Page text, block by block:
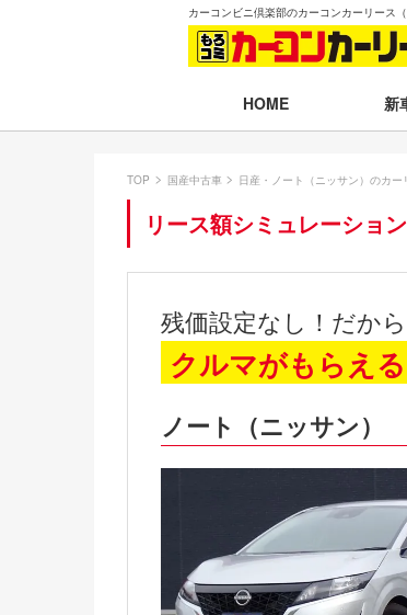
カーコンビニ倶楽部のカーコンカーリース
HOME 新
月々
新車
即納車
残価
電気
福祉車
ミニカ
TOP 国産中古車 日産・ノート（ニッサン）のカー
リース額シミュレーション
残価設定なし！だか
クルマがもらえ
ノート（ニッサン）